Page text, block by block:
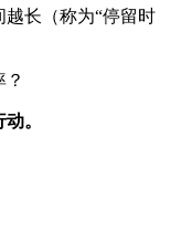
长（称为“停留时
。